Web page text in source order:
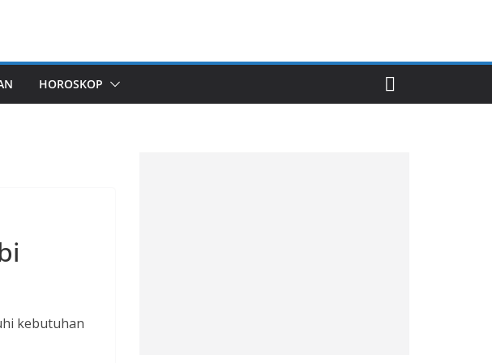
HOROSKOP
kebutuhan